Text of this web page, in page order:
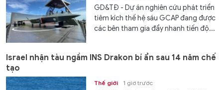
GD&TĐ - Dự án nghiên cứu phát triển
tiêm kích thế hệ sáu GCAP đang được
các bên tham gia đẩy nhanh tiến độ...
Israel nhận tàu ngầm INS Drakon bí ẩn sau 14 năm chế
tạo
Thế giới 1 giờ trước